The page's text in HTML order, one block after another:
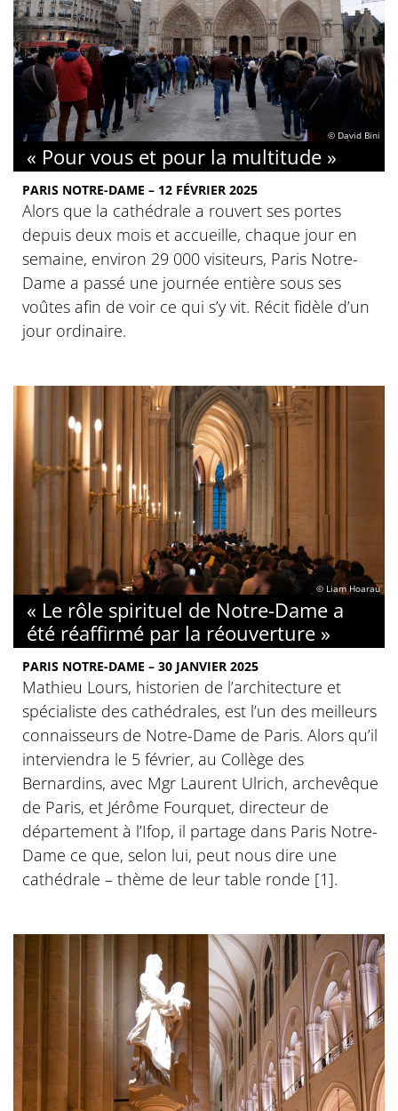
© David Bini
« Pour vous et pour la multitude »
PARIS NOTRE-DAME – 12 FÉVRIER 2025
Alors que la cathédrale a rouvert ses portes
depuis deux mois et accueille, chaque jour en
semaine, environ 29 000 visiteurs, Paris Notre-
Dame a passé une journée entière sous ses
voûtes afin de voir ce qui s’y vit. Récit fidèle d’un
jour ordinaire.
© Liam Hoarau
« Le rôle spirituel de Notre-Dame a
été réaffirmé par la réouverture »
PARIS NOTRE-DAME – 30 JANVIER 2025
Mathieu Lours, historien de l’architecture et
spécialiste des cathédrales, est l’un des meilleurs
connaisseurs de Notre-Dame de Paris. Alors qu’il
interviendra le 5 février, au Collège des
Bernardins, avec Mgr Laurent Ulrich, archevêque
de Paris, et Jérôme Fourquet, directeur de
département à l’Ifop, il partage dans Paris Notre-
Dame ce que, selon lui, peut nous dire une
cathédrale – thème de leur table ronde [1].